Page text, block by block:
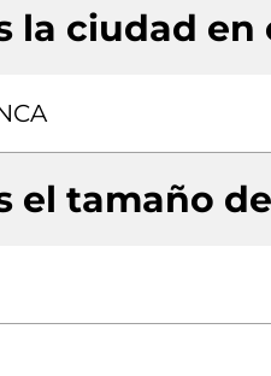
la ciudad
el tamaño